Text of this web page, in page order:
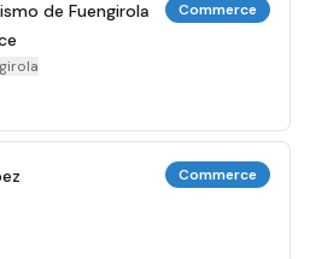
de Fuengirola
Commerce
Commerce